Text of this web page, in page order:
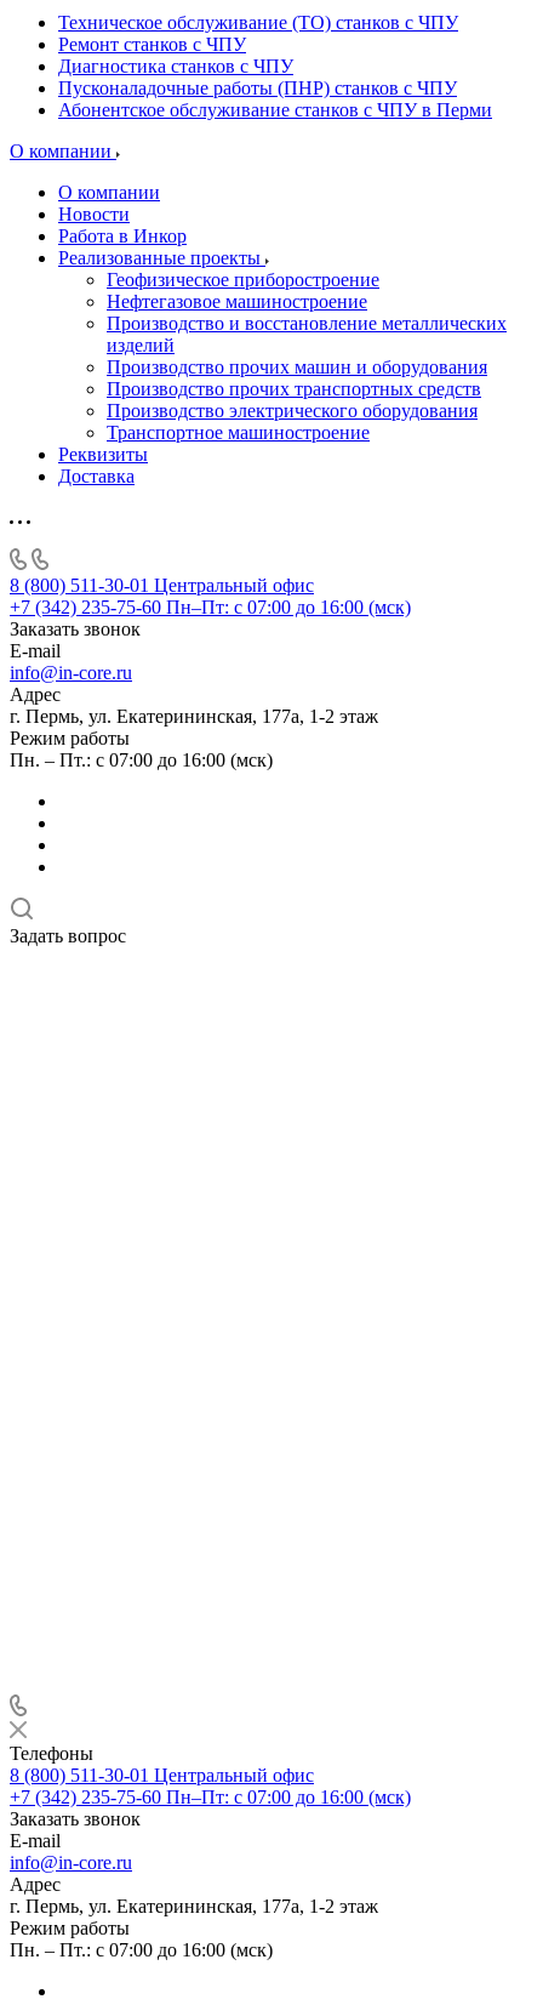
Техническое обслуживание (ТО) станков с ЧПУ
Ремонт станков с ЧПУ
Диагностика станков с ЧПУ
Пусконаладочные работы (ПНР) станков с ЧПУ
Абонентское обслуживание станков с ЧПУ в Перми
О компании
О компании
Новости
Работа в Инкор
Реализованные проекты
Геофизическое приборостроение
Нефтегазовое машиностроение
Производство и восстановление металлических
изделий
Производство прочих машин и оборудования
Производство прочих транспортных средств
Производство электрического оборудования
Транспортное машиностроение
Реквизиты
Доставка
8 (800) 511-30-01 Центральный офис
+7 (342) 235-75-60 Пн–Пт: с 07:00 до 16:00 (мск)
Заказать звонок
E-mail
info@in-core.ru
Адрес
г. Пермь, ул. ​Екатерининская, 177а, ​1-2 этаж
Режим работы
Пн. – Пт.: с 07:00 до 16:00 (мск)
Задать вопрос
Телефоны
8 (800) 511-30-01 Центральный офис
+7 (342) 235-75-60 Пн–Пт: с 07:00 до 16:00 (мск)
Заказать звонок
E-mail
info@in-core.ru
Адрес
г. Пермь, ул. ​Екатерининская, 177а, ​1-2 этаж
Режим работы
Пн. – Пт.: с 07:00 до 16:00 (мск)